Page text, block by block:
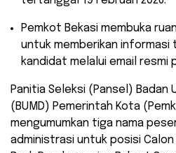
​Pemkot Bekasi membuka
untuk memberikan informasi
kandidat melalui email resmi
​Panitia Seleksi (Pansel) Badan
(BUMD) Pemerintah Kota
mengumumkan tiga nama
administrasi untuk posisi Calon